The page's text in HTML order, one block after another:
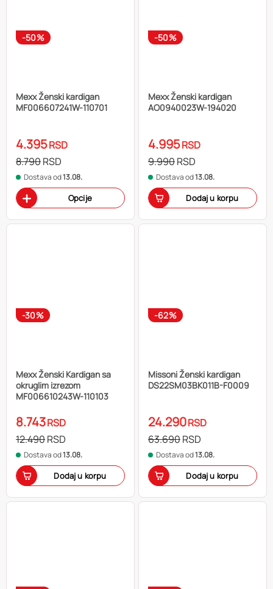
-50%
Mexx Ženski kardigan
MF006607241W-110701
4.395RSD
8.790RSD
Dostava od13.08.
Opcije
-50%
Mexx Ženski kardigan
AO0940023W-194020
4.995RSD
9.990RSD
Dostava od13.08.
Dodaj u korpu
-30%
Mexx Ženski Kardigan sa
okruglim izrezom
MF006610243W-110103
8.743RSD
12.490RSD
Dostava od13.08.
Dodaj u korpu
-62%
Missoni Ženski kardigan
DS22SM03BK011B-F0009
24.290RSD
63.690RSD
Dostava od13.08.
Dodaj u korpu